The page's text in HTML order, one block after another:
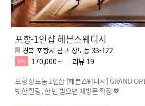
포항-1인샵 헤븐스웨디시
경북 포항시 남구 상도동 33-122
6% 170,000 ~ 리뷰 19
포항 상도동 1인샵 [헤븐스웨디시] GRAND
빗한 힐링, 한 번 받으면 재방문 확정 💖